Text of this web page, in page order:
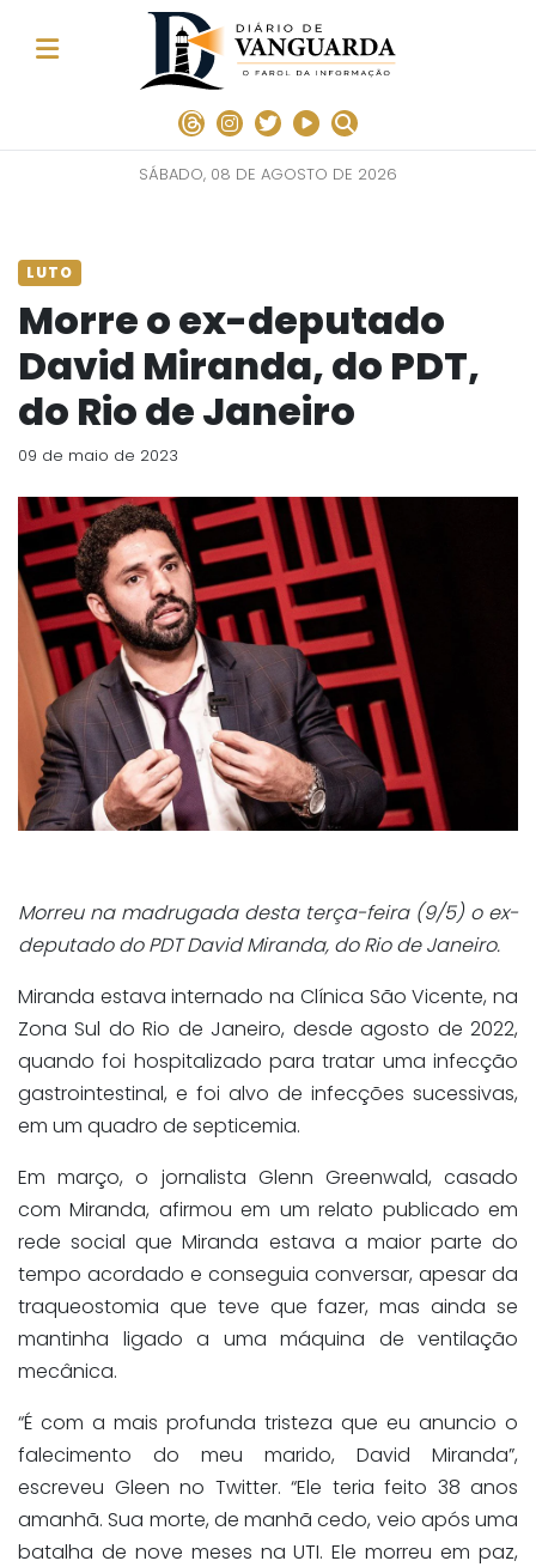
SÁBADO, 08 DE AGOSTO DE 2026
LUTO
Morre o ex-deputado
David Miranda, do PDT,
do Rio de Janeiro
09 de maio de 2023
Morreu na madrugada desta terça-feira (9/5) o ex-
deputado do PDT David Miranda, do Rio de Janeiro.
Miranda estava internado na Clínica São Vicente, na
Zona Sul do Rio de Janeiro, desde agosto de 2022,
quando foi hospitalizado para tratar uma infecção
gastrointestinal, e foi alvo de infecções sucessivas,
em um quadro de septicemia.
Em março, o jornalista Glenn Greenwald, casado
com Miranda, afirmou em um relato publicado em
rede social que Miranda estava a maior parte do
tempo acordado e conseguia conversar, apesar da
traqueostomia que teve que fazer, mas ainda se
mantinha ligado a uma máquina de ventilação
mecânica.
“É com a mais profunda tristeza que eu anuncio o
falecimento do meu marido, David Miranda”,
escreveu Gleen no Twitter. “Ele teria feito 38 anos
amanhã. Sua morte, de manhã cedo, veio após uma
batalha de nove meses na UTI. Ele morreu em paz,